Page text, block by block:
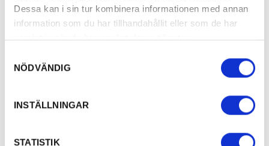
Dessa kan i sin tur kombinera informationen med annan
information som du har tillhandahållit eller som de har
samlat in när du har använt deras tjänster.
NÖDVÄNDIG
INSTÄLLNINGAR
STATISTIK